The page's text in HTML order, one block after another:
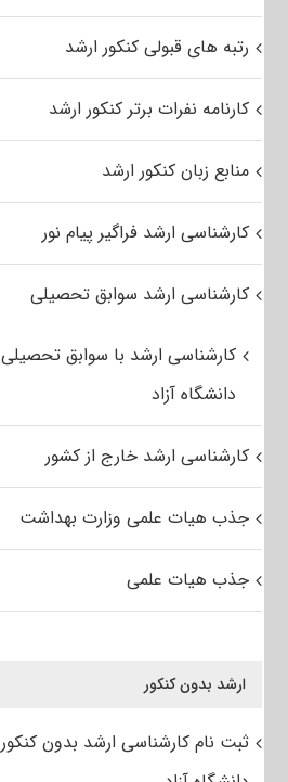
رتبه های قبولی کنکور ارشد
کارنامه نفرات برتر کنکور ارشد
منابع زبان کنکور ارشد
کارشناسی ارشد فراگیر پیام نور
کارشناسی ارشد سوابق تحصیلی
کارشناسی ارشد با سوابق تحصیلی
دانشگاه آزاد
کارشناسی ارشد خارج از کشور
جذب هیات علمی وزارت بهداشت
جذب هیات علمی
ارشد بدون کنکور
ثبت نام کارشناسی ارشد بدون کنکور